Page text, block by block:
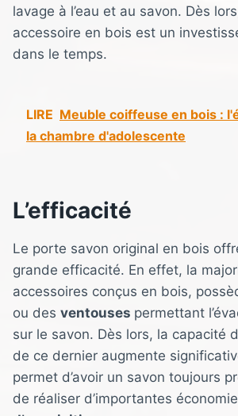
lavage à l’eau et au savon. Dès
accessoire en bois est un
dans le temps.
LIRE Meuble coiffeuse en bois :
la chambre d'adolescente
L’efficacité
Le porte savon original en bois
grande efficacité. En effet, la
accessoires conçus en bois,
ou des ventouses permettant
sur le savon. Dès lors, la capacité
de ce dernier augmente
permet d’avoir un savon toujours
de réaliser d’importantes